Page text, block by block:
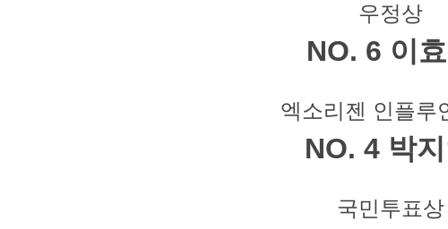
우정상
NO. 6 이
엑소리젠 인플루
NO. 4 박
국민투표상